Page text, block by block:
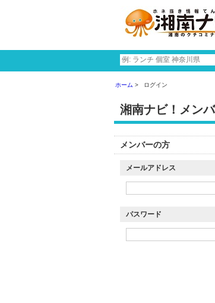
ホーム ログイン
湘南ナビ！メン
メンバーの方
メールアドレス
パスワード